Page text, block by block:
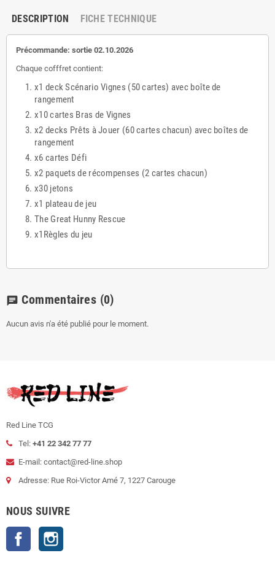
DESCRIPTION FICHE TECHNIQUE
Précommande: sortie 02.10.2026
Chaque cofffret contient:
x1 deck Scénario Vignes (50 cartes) avec boîte de
rangement
x10 cartes Bras de Vignes
x2 decks Prêts à Jouer (60 cartes chacun) avec boîtes de
rangement
x6 cartes Défi
x2 paquets de récompenses (2 cartes chacun)
x30 jetons
x1 plateau de jeu
The Great Hunny Rescue
x1Règles du jeu
chat Commentaires (0)
Aucun avis n'a été publié pour le moment.
Red Line TCG
Tel: +41 22 342 77 77
E-mail: contact@red-line.shop
Adresse: Rue Roi-Victor Amé 7, 1227 Carouge
NOUS SUIVRE
Facebook